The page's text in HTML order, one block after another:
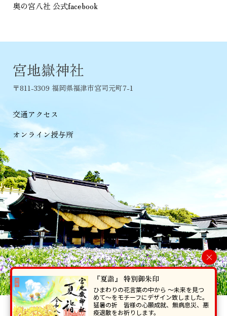
奥の宮八社 公式facebook
宮地嶽神社
〒811-3309 福岡県福津市宮司元町7-1
交通アクセス
オンライン授与所
当ホームページで掲載の写真・イラスト等を無断で転写･複製することを
×
『夏詣』 特別御朱印
ひまわりの花言葉の中から 〜未来を見つ
めて〜をモチーフにデザイン致しました。
猛暑の折 皆様の心願成就、無病息災、悪
疫退散をお祈りします。